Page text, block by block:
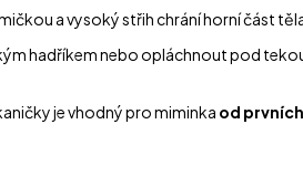
a vysoký střih chrání horní část
hadříkem nebo opláchnout pod
je vhodný pro miminka od